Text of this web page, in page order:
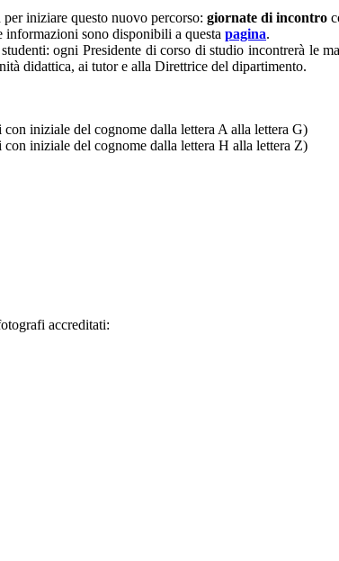
iniziare questo nuovo percorso: giornate di incontro
informazioni sono disponibili a questa pagina.
ogni Presidente di corso di studio incontrerà le
didattica, ai tutor e alla Direttrice del dipartimento.
iniziale del cognome dalla lettera A alla lettera G)
iniziale del cognome dalla lettera H alla lettera Z)
accreditati: